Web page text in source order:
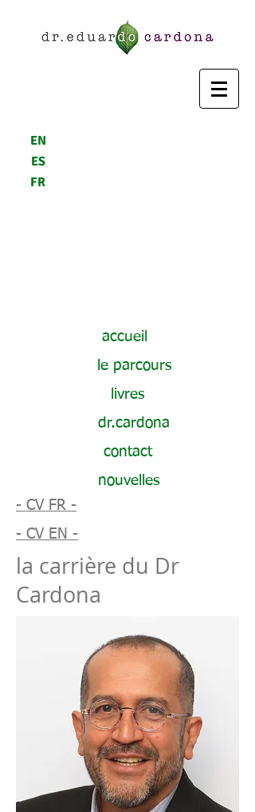
EN
ES
FR
accueil
le parcours
livres
dr.cardona
contact
nouvelles
- CV FR -
- CV EN -
la carrière du Dr
Cardona